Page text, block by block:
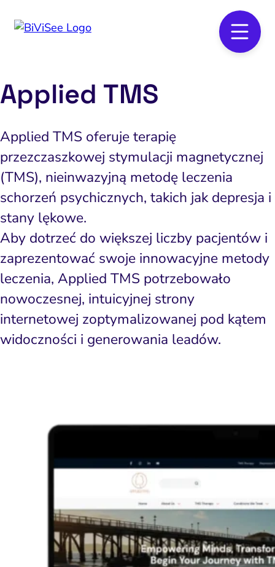
Applied TMS
Applied TMS oferuje terapię
przezczaszkowej stymulacji magnetycznej
(TMS), nieinwazyjną metodę leczenia
schorzeń psychicznych, takich jak depresja i
stany lękowe.
Aby dotrzeć do większej liczby pacjentów i
zaprezentować swoje innowacyjne metody
leczenia, Applied TMS potrzebowało
nowoczesnej, intuicyjnej strony
internetowej zoptymalizowanej pod kątem
widoczności i generowania leadów.